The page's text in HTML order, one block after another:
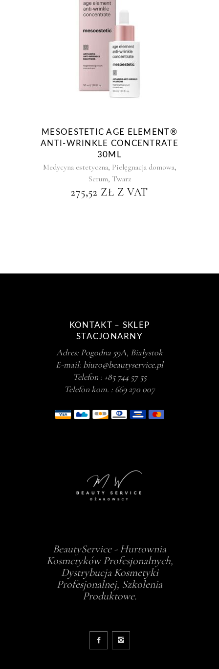
MESOESTETIC AGE ELEMENT®
ANTI-WRINKLE CONCENTRATE
30ML
Medycyna estetyczna, Pielęgnacja domowa,
Serum, Twarz
275,52 ZŁ Z VAT
KONTAKT – SKLEP
STACJONARNY
Adres: Pogodna 59A, Białystok
E-mail: biuro@beautyservice.pl
Telefon : +85 744 57 55
Telefon kom. : 669 270 007
BeautyService - Hurtownia
Kosmetyków Profesjonalnych,
Dystrybucja Kosmetyki
Profesjonalnej, Szkolenia
Produktowe.